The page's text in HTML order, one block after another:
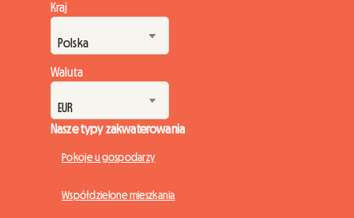
Kraj
Waluta
Nasze typy zakwaterowania
Pokoje u gospodarzy
Współdzielone mieszkania